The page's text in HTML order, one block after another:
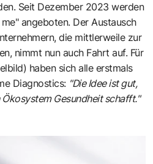
Seit Dezember 2023 werden
angeboten. Der Austausch
die mittlerweile zur
nimmt nun auch Fahrt auf. Für
haben sich alle erstmals
Diagnostics: "Die Idee ist gut,
Gesundheit schafft."